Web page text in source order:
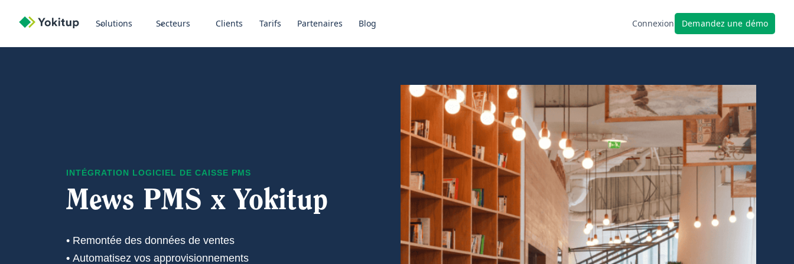
Solutions Secteurs Clients Tarifs Partenaires Blog Connexion Demandez une démo
INTÉGRATION LOGICIEL DE CAISSE PMS
Mews PMS x Yokitup
• Remontée des données de ventes
• Automatisez vos approvisionnements